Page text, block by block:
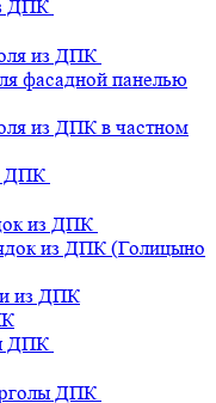
ДПК
из ДПК
фасадной панелью
из ДПК в частном
ДПК
из ДПК
из ДПК (Голицыно
из ДПК
ДПК
ДПК